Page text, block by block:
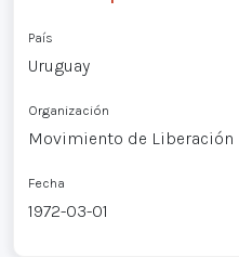
País
Uruguay
Organización
Movimiento de Liberación
Fecha
1972-03-01